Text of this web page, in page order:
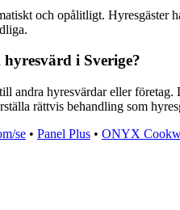
och opålitligt. Hyresgäster
i Sverige?
andra hyresvärdar eller företag.
rättvis behandling som
se • Panel Plus • ONYX